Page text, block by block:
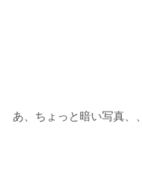
あ、ちょっと暗い写真、、